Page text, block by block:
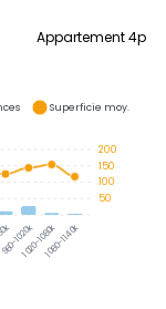
Appartement 4p
960-1020k1020-1080k1080-1140k
200
150
100
50
Superficie moy.